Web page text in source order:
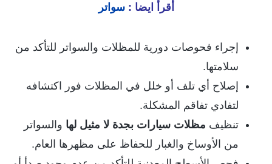
أقرأ ايضا : سواتر
إجراء فحوصات دورية للمظلات والسواتر للتأكد من
سلامتها.
إصلاح أي تلف أو خلل في المظلات فور اكتشافه
لتفادي تفاقم المشكلة.
تنظيف مظلات سيارات بجدة لا مثيل لها والسواتر
من الأوساخ والغبار للحفاظ على مظهرها العام.